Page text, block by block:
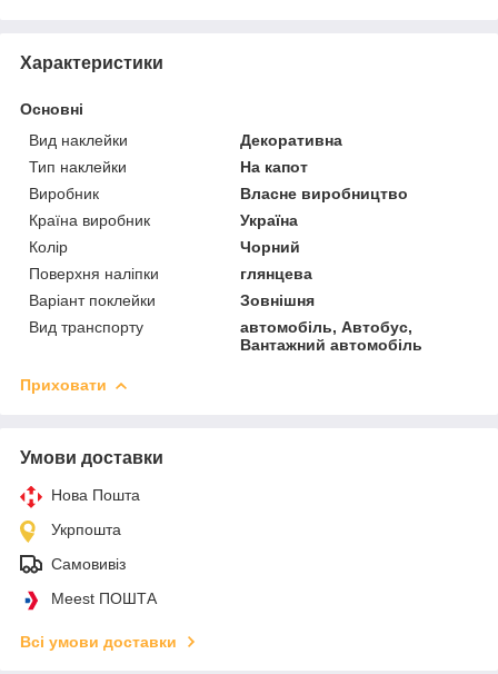
Характеристики
Основні
Вид наклейки
Декоративна
Тип наклейки
На капот
Виробник
Власне виробництво
Країна виробник
Україна
Колір
Чорний
Поверхня наліпки
глянцева
Варіант поклейки
Зовнішня
Вид транспорту
автомобіль, Автобус,
Вантажний автомобіль
Приховати
Умови доставки
Нова Пошта
Укрпошта
Самовивіз
Meest ПОШТА
Всі умови доставки